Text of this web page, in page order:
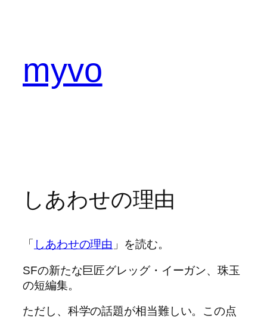
myvo
しあわせの理由
「 しあわせの理由 」を読む。
SFの新たな巨匠グレッグ・イーガン、珠玉
の短編集。
ただし、科学の話題が相当難しい。この点